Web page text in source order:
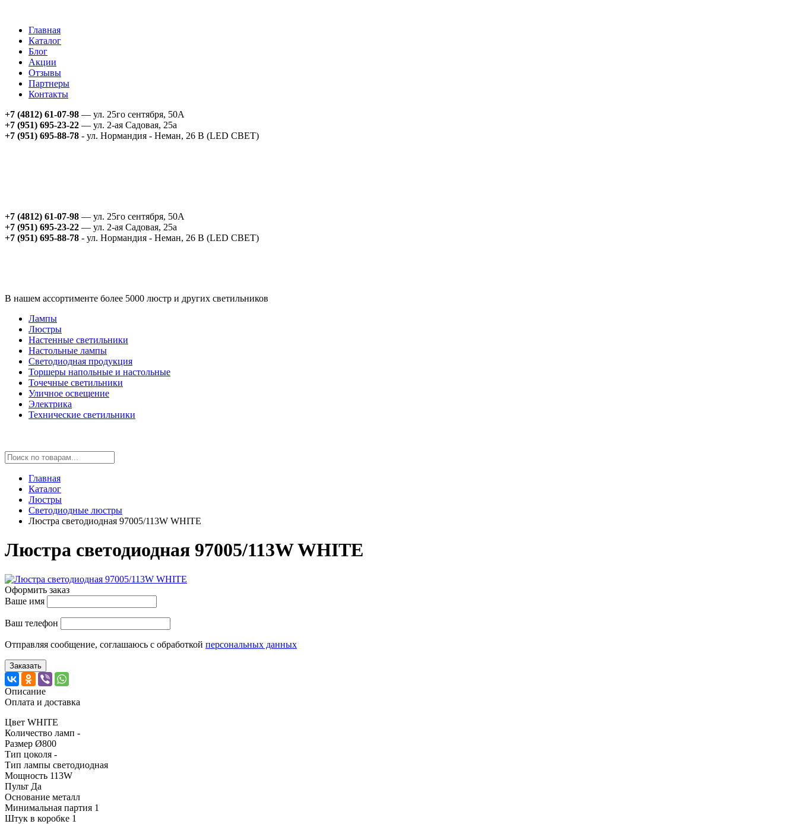
Главная
Каталог
Блог
Акции
Отзывы
Партнеры
Контакты
+7 (4812) 61-07-98 — ул. 25го сентября, 50А
+7 (951) 695-23-22 — ул. 2-ая Садовая, 25а
+7 (951) 695-88-78 - ул. Нормандия - Неман, 26 В (LED СВЕТ)
+7 (4812) 61-07-98 — ул. 25го сентября, 50А
+7 (951) 695-23-22 — ул. 2-ая Садовая, 25а
+7 (951) 695-88-78 - ул. Нормандия - Неман, 26 В (LED СВЕТ)
В нашем ассортименте более 5000 люстр и других светильников
Лампы
Люстры
Настенные светильники
Настольные лампы
Светодиодная продукция
Торшеры напольные и настольные
Точечные светильники
Уличное освещение
Электрика
Технические светильники
Главная
Каталог
Люстры
Светодиодные люстры
Люстра светодиодная 97005/113W WHITE
Люстра светодиодная 97005/113W WHITE
Оформить заказ
Ваше имя
Ваш телефон
Отправляя сообщение, соглашаюсь с обработкой персональных данных
Заказать
Описание
Оплата и доставка
Цвет WHITE
Количество ламп -
Размер Ø800
Тип цоколя -
Тип лампы светодиодная
Мощность 113W
Пульт Да
Основание металл
Минимальная партия 1
Штук в коробке 1